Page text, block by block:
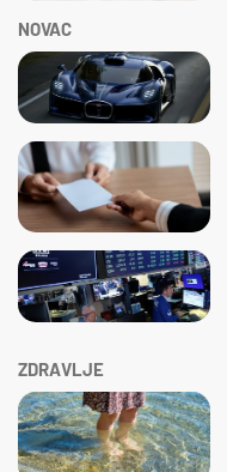
ZDRAVLJE
NOVAC